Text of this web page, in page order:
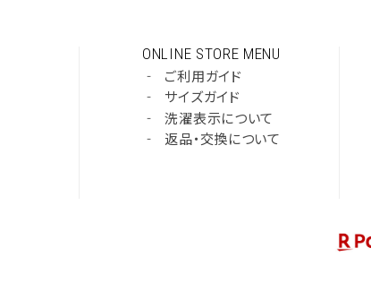
ONLINE STORE MENU
‐
ご利用ガイド
‐
サイズガイド
‐
洗濯表示について
‐
返品・交換について